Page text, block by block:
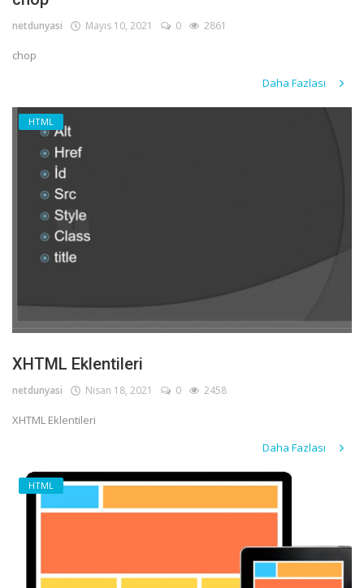
netdunyasi Mayıs 10, 2021 0 2861
chop
Daha Fazlası
HTML
XHTML Eklentileri
netdunyasi Nisan 18, 2021 0 2458
XHTML Eklentileri
Daha Fazlası
HTML